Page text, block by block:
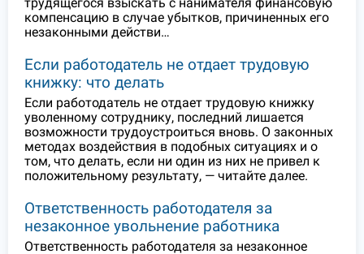
компенсацию в случае убытков, причиненных его
незаконными действи…
Если работодатель не отдает трудовую
книжку: что делать
Если работодатель не отдает трудовую книжку
уволенному сотруднику, последний лишается
возможности трудоустроиться вновь. О законных
методах воздействия в подобных ситуациях и о
том, что делать, если ни один из них не привел к
положительному результату, — читайте далее.
Ответственность работодателя за
незаконное увольнение работника
Ответственность работодателя за незаконное